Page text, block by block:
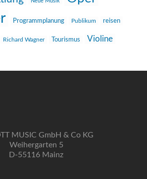
Programmplanung Publikum reisen
Richard Wagner Tourismus Violine
MUSIC GmbH & Co KG
Weihergarten 5
D-55116 Mainz